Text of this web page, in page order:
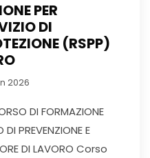
PER
DI
(RSPP)
2026
DI FORMAZIONE
DI PREVENZIONE E
DI LAVORO Corso